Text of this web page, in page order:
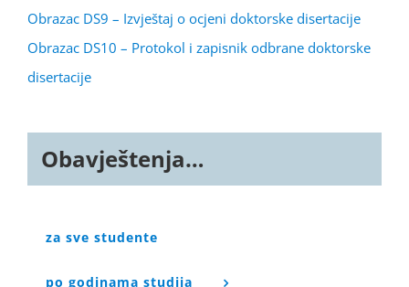
Obrazac DS9 – Izvještaj o ocjeni doktorske disertacije
Obrazac DS10 – Protokol i zapisnik odbrane doktorske
disertacije
Obavještenja…
za sve studente
po godinama studija